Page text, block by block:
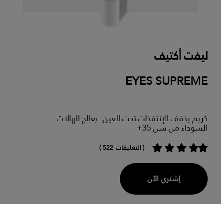
ليفت أكتيف
EYES SUPREME
كريم يخفف الإنتفخات تحت العين -يعالج الهالات
السوداء من سن 35+
( التعليقات 522 )
إشتري الآن